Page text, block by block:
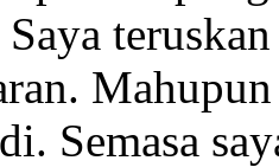
Semasa